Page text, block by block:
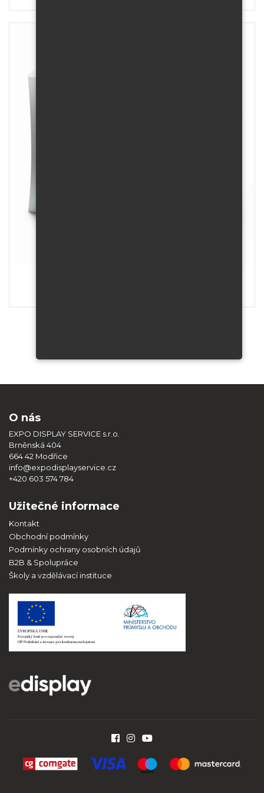
O nás
EXPO DISPLAY SERVICE s.r.o.
Brněnská 404
664 42 Modřice
info@expodisplayservice.cz
+420 603 574 784
Užitečné informace
Kontakt
Obchodní podmínky
Podmínky ochrany osobních údajů
B2B & Spolupráce
Školy a vzdělávací instituce